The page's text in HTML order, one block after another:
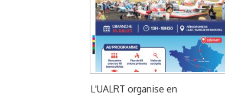
L'UALRT organise en